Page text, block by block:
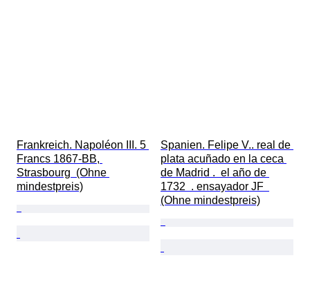
Frankreich. Napoléon III. 5
Francs 1867-BB,
Strasbourg  (Ohne
mindestpreis)
Spanien. Felipe V.. real de
plata acuñado en la ceca
de Madrid .  el año de
1732  . ensayador JF
(Ohne mindestpreis)